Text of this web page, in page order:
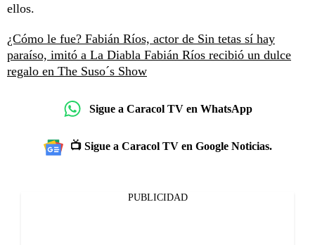
ellos.
¿Cómo le fue? Fabián Ríos, actor de Sin tetas sí hay
paraíso, imitó a La Diabla Fabián Ríos recibió un dulce
regalo en The Suso´s Show
Sigue a Caracol TV en WhatsApp
📺 Sigue a Caracol TV en Google Noticias.
PUBLICIDAD